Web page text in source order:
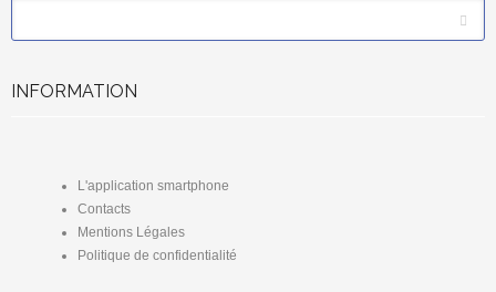
INFORMATION
L'application smartphone
Contacts
Mentions Légales
Politique de confidentialité